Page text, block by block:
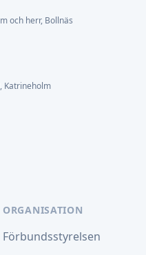
och herr, Bollnäs
Katrineholm
ORGANISATION
Förbundsstyrelsen